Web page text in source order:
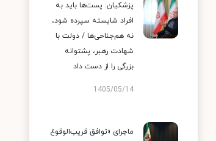
پزشکیان: پست‌ها باید به
افراد شایسته سپرده شود،
نه هم‌جناحی‌ها / دولت با
شهادت رهبر، پشتوانه
بزرگی را از دست داد
1405/05/14
ماجرای «توافق قریب‌الوقوع